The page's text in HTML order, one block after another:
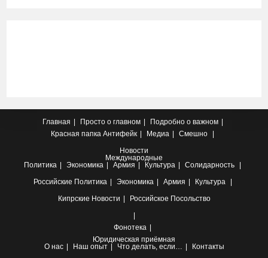
Главная Просто о главном
Подробно о важном
Красная папка Антифейк Медиа
Смешно
Новости
Международные
Политика
Экономика Армия Культура
Солидарность
Российские Политика Экономика Армия
Культура
Кипрские Новости Российское Посольство
Фонотека
Юридическая приёмная
О нас
Наш опыт Что делать, если… Контакты